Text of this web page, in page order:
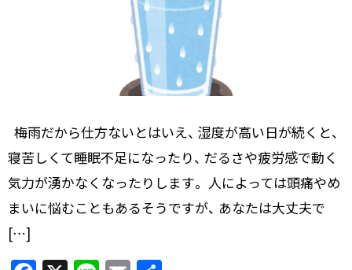
梅雨だから仕方ないとはいえ、 湿度が高い日が続くと、
寝苦しくて睡眠不足になったり、 だるさや疲労感で動く
気力が湧かなくなったりします。 人によっては頭痛やめ
まいに悩むこともあるそうですが、 あなたは大丈夫で
[…]